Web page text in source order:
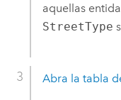
aquellas
StreetType
Abra la tabla